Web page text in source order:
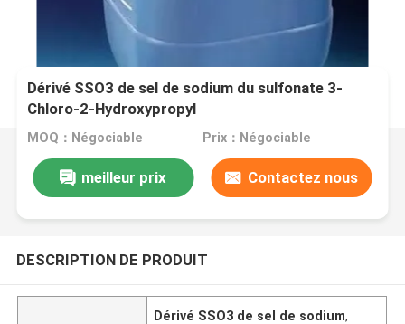
Dérivé SSO3 de sel de sodium du sulfonate 3-
Chloro-2-Hydroxypropyl
MOQ：Négociable Prix：Négociable
meilleur prix Contactez nous
DESCRIPTION DE PRODUIT
Dérivé SSO3 de sel de sodium,